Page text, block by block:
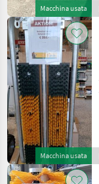
Macchina usata
Macchina usata